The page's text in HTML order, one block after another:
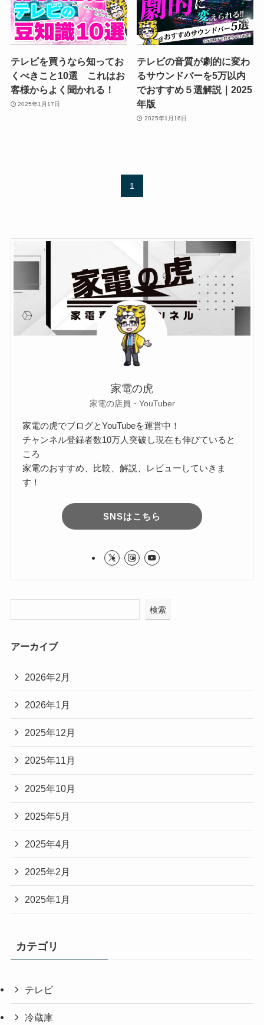
テレビを買うなら知ってお
くべきこと10選 これはお
客様からよく聞かれる！
2025年1月17日
テレビの音質が劇的に変わ
るサウンドバーを5万以内
でおすすめ５選解説｜2025
年版
2025年1月16日
1
家電の虎
家電の店員・YouTuber
家電の虎でブログとYouTubeを運営中！
チャンネル登録者数10万人突破し現在も伸びていると
ころ
家電のおすすめ、比較、解説、レビューしていきま
す！
SNSはこちら
検索
アーカイブ
2026年2月
2026年1月
2025年12月
2025年11月
2025年10月
2025年5月
2025年4月
2025年2月
2025年1月
カテゴリ
テレビ
冷蔵庫